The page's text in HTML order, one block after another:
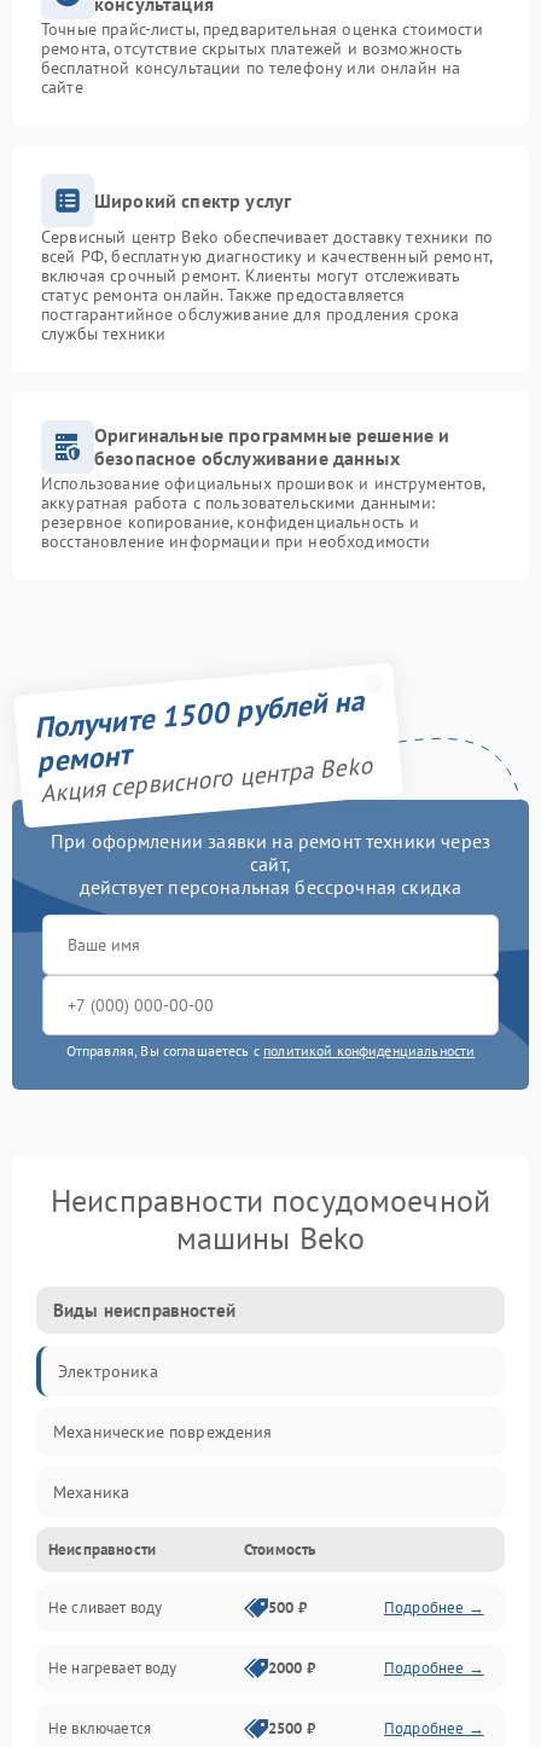
Точные прайс-листы, предварительная оценка стоимости
ремонта, отсутствие скрытых платежей и возможность
бесплатной консультации по телефону или онлайн на
сайте
Широкий спектр услуг
Сервисный центр Beko обеспечивает доставку техники по
всей РФ, бесплатную диагностику и качественный ремонт,
включая срочный ремонт. Клиенты могут отслеживать
статус ремонта онлайн. Также предоставляется
постгарантийное обслуживание для продления срока
службы техники
Оригинальные программные решение и
безопасное обслуживание данных
Использование официальных прошивок и инструментов,
аккуратная работа с пользовательскими данными:
резервное копирование, конфиденциальность и
восстановление информации при необходимости
Получите 1500 рублей на
ремонт
Акция сервисного центра Beko
При оформлении заявки на ремонт техники через
сайт,
действует персональная бессрочная скидка
Отправляя, Вы соглашаетесь с политикой конфиденциальности
Неисправности посудомоечной
машины Beko
Виды неисправностей
Электроника
Механические повреждения
Механика
Управление
Электропитание
Датчики
Нагрев
Неисправности Стоимость
Не сливает воду 500 ₽ Подробнее →
Не нагревает воду 2000 ₽ Подробнее →
Не включается 2500 ₽ Подробнее →